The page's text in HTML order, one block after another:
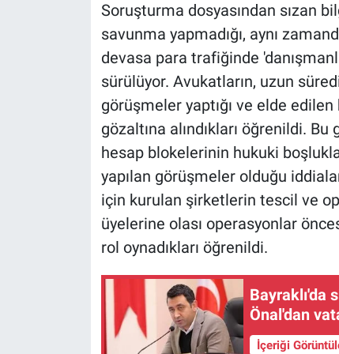
Soruşturma dosyasından sızan
savunma yapmadığı, aynı
devasa para trafiğinde
sürülüyor. Avukatların, uzun
görüşmeler yaptığı ve elde
gözaltına alındıkları öğrenildi.
hesap blokelerinin hukuki
yapılan görüşmeler olduğu
için kurulan şirketlerin tescil ve
üyelerine olası operasyonlar
rol oynadıkları öğrenildi.
Bayraklı'da
Önal'dan
İçeriği